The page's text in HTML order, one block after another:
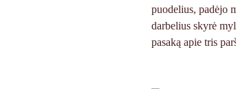
puodelius, padėjo
darbelius skyrė
pasaką apie tris